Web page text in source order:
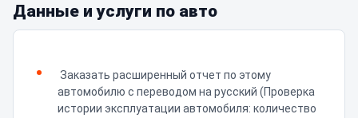
Данные и услуги по авто
Заказать расширенный отчет по этому
автомобилю с переводом на русский (Проверка
истории эксплуатации автомобиля: количество